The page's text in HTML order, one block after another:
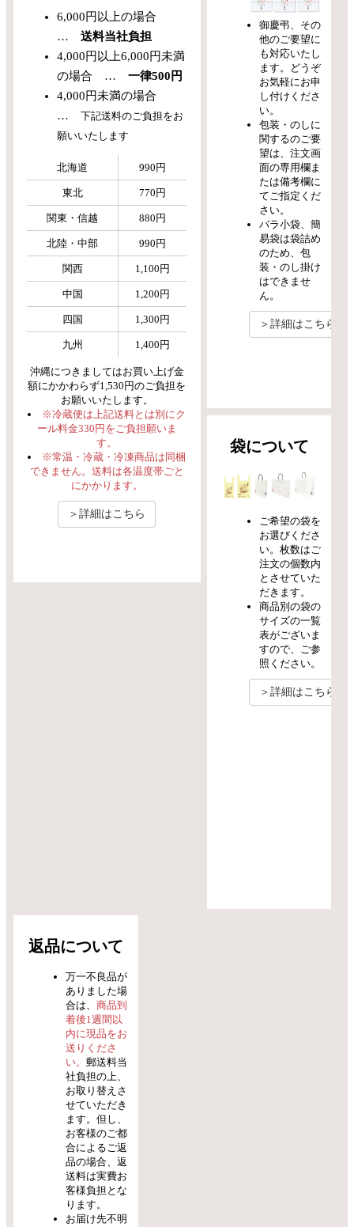
6,000円以上の場合
… 送料当社負担
4,000円以上6,000円未満
の場合 … 一律500円
4,000円未満の場合
… 下記送料のご負担をお
願いいたします
北海道 990円
東北 770円
関東・信越 880円
北陸・中部 990円
関西 1,100円
中国 1,200円
四国 1,300円
九州 1,400円
沖縄につきましてはお買い上げ金
額にかかわらず1,530円のご負担を
お願いいたします。
※冷蔵便は上記送料とは別にク
ール料金330円をご負担願いま
す。
※常温・冷蔵・冷凍商品は同梱
できません。送料は各温度帯ごと
にかかります。
＞詳細はこちら
御慶弔、その
他のご要望に
も対応いたし
ます。どうぞ
お気軽にお申
し付けくださ
い。
包装・のしに
関するのご要
望は、注文画
面の専用欄ま
たは備考欄に
てご指定くだ
さい。
バラ小袋、簡
易袋は袋詰め
のため、包
装・のし掛け
はできませ
ん。
＞詳細はこちら
袋について
ご希望の袋を
お選びくださ
い。枚数はご
注文の個数内
とさせていた
だきます。
商品別の袋の
サイズの一覧
表がございま
すので、ご参
照ください。
＞詳細はこちら
返品について
万一不良品が
ありました場
合は、 商品到
着後1週間以
内に現品をお
送りくださ
い。 郵送料当
社負担の上、
お取り替えさ
せていただき
ます。但し、
お客様のご都
合によるご返
品の場合、返
送料は実費お
客様負担とな
ります。
お届け先不明